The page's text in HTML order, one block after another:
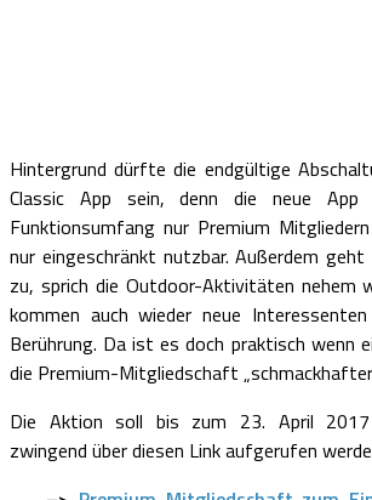
Hintergrund dürfte die endgültige
Classic App sein, denn die neue
Funktionsumfang nur Premium
nur eingeschränkt nutzbar. Außerdem
zu, sprich die Outdoor-Aktivitäten nehem
kommen auch wieder neue
Berührung. Da ist es doch praktisch wenn
die Premium-Mitgliedschaft
Die Aktion soll bis zum 23. April
zwingend über diesen Link aufgerufen